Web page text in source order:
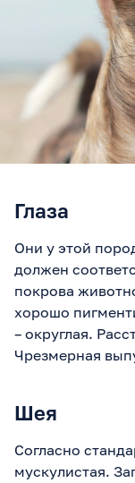
Глаза
Они у этой
должен
покрова
хорошо
– округлая.
Чрезмерная
Шея
Согласно
мускулистая.